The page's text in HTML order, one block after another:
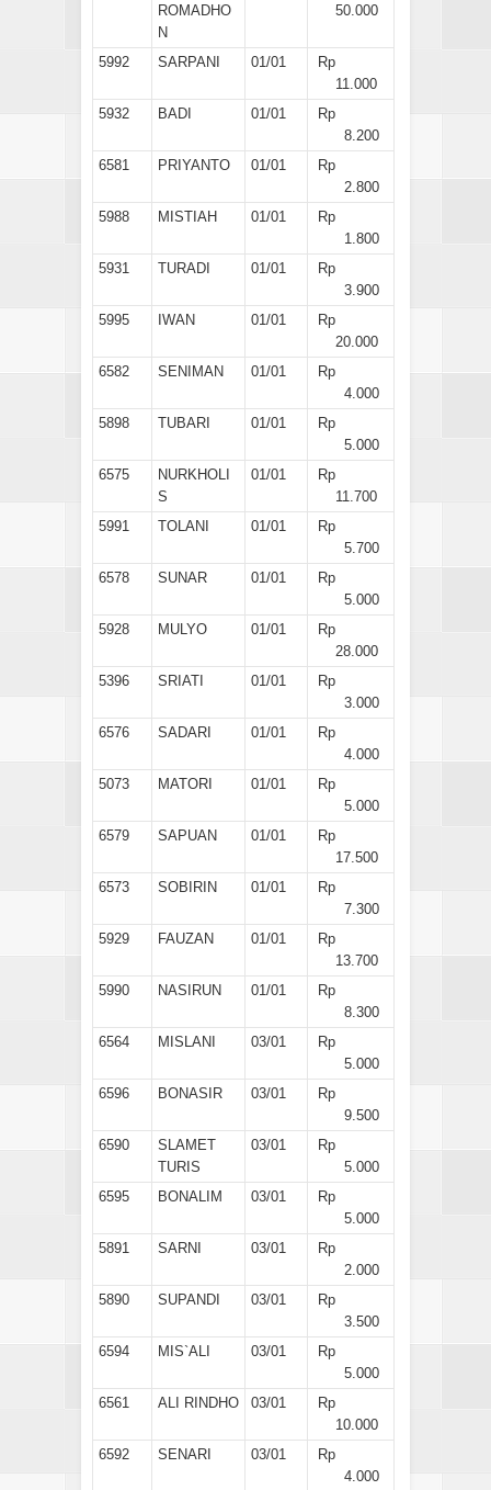
ROMADHO
N
50.000
5992 SARPANI 01/01
Rp
11.000
5932
BADI 01/01
Rp
8.200
6581
PRIYANTO 01/01
Rp
2.800
5988
MISTIAH 01/01
Rp
1.800
5931
TURADI 01/01
Rp
3.900
5995
IWAN 01/01
Rp
20.000
6582
SENIMAN 01/01
Rp
4.000
5898
TUBARI 01/01
Rp
5.000
6575
NURKHOLI
S
01/01
Rp
11.700
5991
TOLANI 01/01
Rp
5.700
6578
SUNAR 01/01
Rp
5.000
5928
MULYO 01/01
Rp
28.000
5396
SRIATI 01/01
Rp
3.000
6576
SADARI 01/01
Rp
4.000
5073
MATORI 01/01
Rp
5.000
6579
SAPUAN 01/01
Rp
17.500
6573
SOBIRIN 01/01
Rp
7.300
5929
FAUZAN 01/01
Rp
13.700
5990
NASIRUN 01/01
Rp
8.300
6564
MISLANI 03/01
Rp
5.000
6596
BONASIR 03/01
Rp
9.500
6590
SLAMET
TURIS
03/01
Rp
5.000
6595
BONALIM 03/01
Rp
5.000
5891
SARNI 03/01
Rp
2.000
5890
SUPANDI 03/01
Rp
3.500
6594
MIS`ALI 03/01
Rp
5.000
6561
ALI RINDHO 03/01
Rp
10.000
6592
SENARI 03/01
Rp
4.000